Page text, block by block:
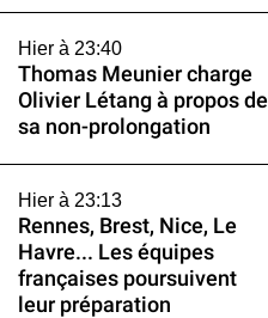
Hier à 23:40
Thomas Meunier charge
Olivier Létang à propos de
sa non-prolongation
Hier à 23:13
Rennes, Brest, Nice, Le
Havre... Les équipes
françaises poursuivent
leur préparation